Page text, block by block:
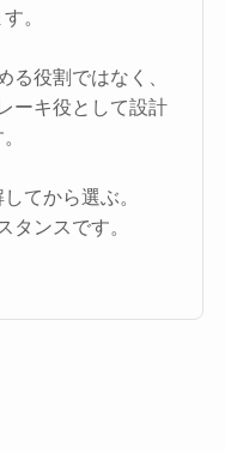
。
る役割ではなく、
ーキ役として設計
てから選ぶ。
タンスです。